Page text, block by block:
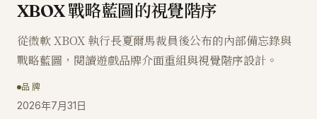
XBOX 戰略藍圖的視覺階序
從微軟 XBOX 執行長夏爾馬裁員後公布的內部備忘錄與
戰略藍圖，閱讀遊戲品牌介面重組與視覺階序設計。
品牌
2026年7月31日